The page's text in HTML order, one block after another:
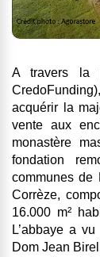
A travers la
acquérir la
vente aux
monastère
fondation
communes de
Corrèze,
16.000 m²
L’abbaye a
Dom Jean